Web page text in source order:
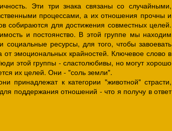
Эти три знака связаны со случайными,
процессами, а их отношения прочны и
собираются для достижения совместных целей.
и постоянство. В этой группе мы находим
ресурсы, для того, чтобы завоевать
эмоциональных крайностей. Ключевое слово в
этой группы - сластолюбивы, но могут хорошо
их целей. Они - "соль земли".
к категории "животной" страсти,
поддержания отношений - что я получу в ответ